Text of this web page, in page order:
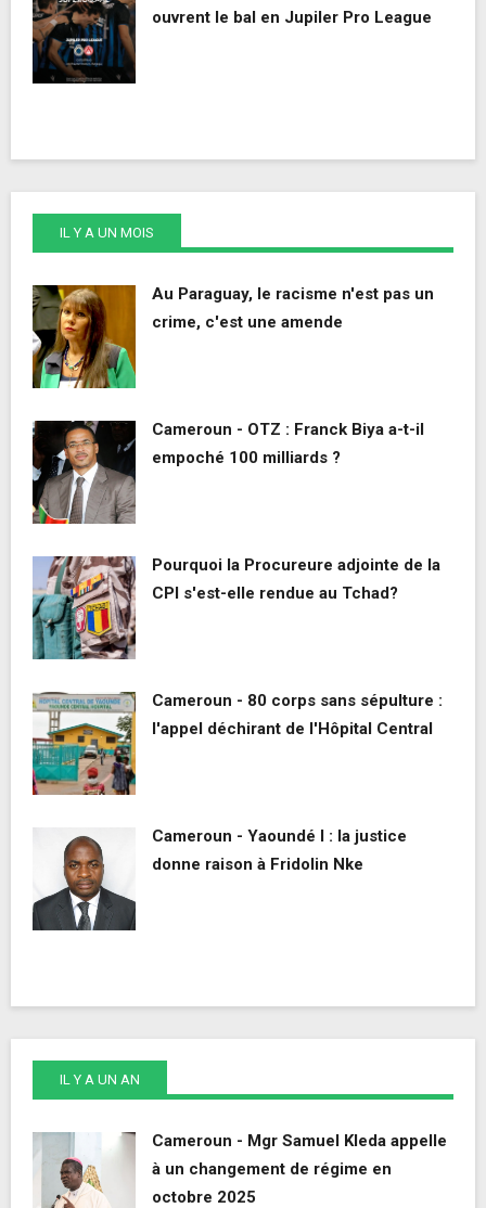
ouvrent le bal en Jupiler Pro League
IL Y A UN MOIS
Au Paraguay, le racisme n'est pas un
crime, c'est une amende
Cameroun - OTZ : Franck Biya a-t-il
empoché 100 milliards ?
Pourquoi la Procureure adjointe de la
CPI s'est-elle rendue au Tchad?
Cameroun - 80 corps sans sépulture :
l'appel déchirant de l'Hôpital Central
Cameroun - Yaoundé I : la justice
donne raison à Fridolin Nke
IL Y A UN AN
Cameroun - Mgr Samuel Kleda appelle
à un changement de régime en
octobre 2025